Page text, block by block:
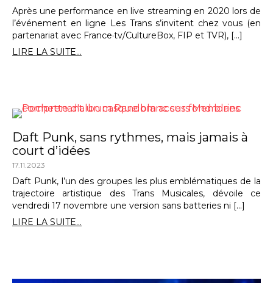
Après une performance en live streaming en 2020 lors de
l’événement en ligne Les Trans s’invitent chez vous (en
partenariat avec France·tv/CultureBox, FIP et TVR), […]
LIRE LA SUITE...
Daft Punk, sans rythmes, mais jamais à
court d’idées
17.11.2023
Daft Punk, l’un des groupes les plus emblématiques de la
trajectoire artistique des Trans Musicales, dévoile ce
vendredi 17 novembre une version sans batteries ni […]
LIRE LA SUITE...